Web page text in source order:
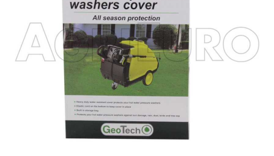
Worx
Y Yard Force